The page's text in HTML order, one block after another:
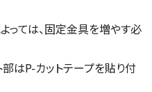
っては、固定金具を増やす必
部はP-カットテープを貼り付